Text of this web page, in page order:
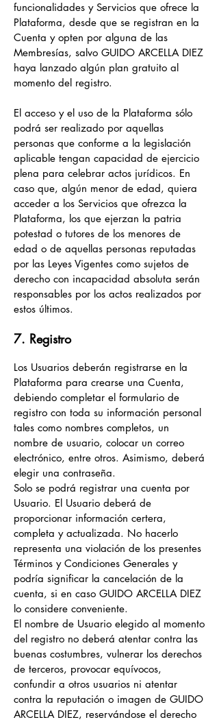
funcionalidades y Servicios que ofrece la
Plataforma, desde que se registran en la
Cuenta y opten por alguna de las
Membresías, salvo GUIDO ARCELLA DIEZ
haya lanzado algún plan gratuito al
momento del registro.
El acceso y el uso de la Plataforma sólo
podrá ser realizado por aquellas
personas que conforme a la legislación
aplicable tengan capacidad de ejercicio
plena para celebrar actos jurídicos. En
caso que, algún menor de edad, quiera
acceder a los Servicios que ofrezca la
Plataforma, los que ejerzan la patria
potestad o tutores de los menores de
edad o de aquellas personas reputadas
por las Leyes Vigentes como sujetos de
derecho con incapacidad absoluta serán
responsables por los actos realizados por
estos últimos.
7. Registro
Los Usuarios deberán registrarse en la
Plataforma para crearse una Cuenta,
debiendo completar el formulario de
registro con toda su información personal
tales como nombres completos, un
nombre de usuario, colocar un correo
electrónico, entre otros. Asimismo, deberá
elegir una contraseña.
Solo se podrá registrar una cuenta por
Usuario. El Usuario deberá de
proporcionar información certera,
completa y actualizada. No hacerlo
representa una violación de los presentes
Términos y Condiciones Generales y
podría significar la cancelación de la
cuenta, si en caso GUIDO ARCELLA DIEZ
lo considere conveniente.
El nombre de Usuario elegido al momento
del registro no deberá atentar contra las
buenas costumbres, vulnerar los derechos
de terceros, provocar equívocos,
confundir a otros usuarios ni atentar
contra la reputación o imagen de GUIDO
ARCELLA DIEZ, reservándose el derecho